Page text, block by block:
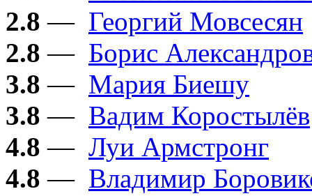
2.8 — Георгий Мовсесян
2.8 — Борис
3.8 — Мария Биешу
3.8 — Вадим Коростылёв
4.8 — Луи Армстронг
4.8 — Владимир